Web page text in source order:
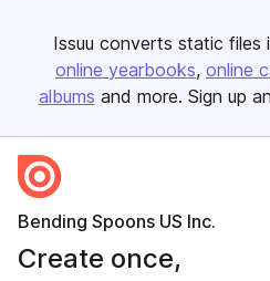
Issuu converts static files
online yearbooks online
albums and more. Sign up
Bending Spoons US Inc.
Create once,